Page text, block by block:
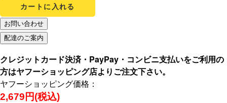
カートに入れる
クレジットカード決済・PayPay・コンビニ支払いをご利用の
方はヤフーショッピング店よりご注文下さい。
ヤフーショッピング価格：
2,679円(税込)